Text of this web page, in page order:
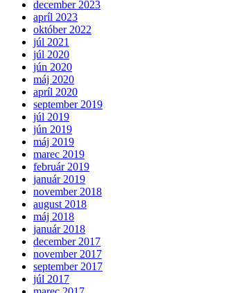
december 2023
apríl 2023
október 2022
júl 2021
júl 2020
jún 2020
máj 2020
apríl 2020
september 2019
júl 2019
jún 2019
máj 2019
marec 2019
február 2019
január 2019
november 2018
august 2018
máj 2018
január 2018
december 2017
november 2017
september 2017
júl 2017